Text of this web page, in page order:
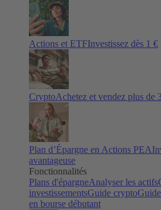
Actions et ETFInvestissez dès 1 €
CryptoAchetez et vendez plus de
Plan d’Épargne en Actions PEA
avantageuse
Fonctionnalités
Plans d'épargneAnalyser les actifs
investissementsGuide crypto
en bourse débutant